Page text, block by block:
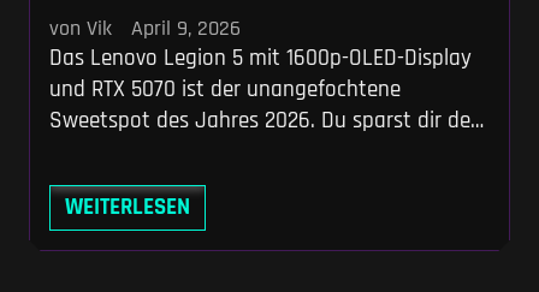
von Vik April 9, 2026
Das Lenovo Legion 5 mit 1600p-OLED-Display
und RTX 5070 ist der unangefochtene
Sweetspot des Jahres 2026. Du sparst dir den
und lässt die Einstiegsklasse LOQ samt ihrer
Stromversorgungs-Macken weit hinter dir.
Nimm stattdessen mit, warum die Wattzahl
WEITERLESEN